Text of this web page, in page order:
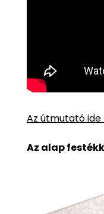
Az útmutató
Az alap